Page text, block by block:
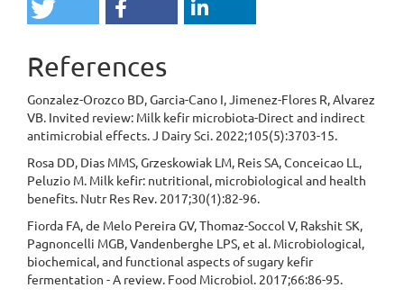
References
Gonzalez-Orozco BD, Garcia-Cano I, Jimenez-Flores R, Alvarez
VB. Invited review: Milk kefir microbiota-Direct and indirect
antimicrobial effects. J Dairy Sci. 2022;105(5):3703-15.
Rosa DD, Dias MMS, Grzeskowiak LM, Reis SA, Conceicao LL,
Peluzio M. Milk kefir: nutritional, microbiological and health
benefits. Nutr Res Rev. 2017;30(1):82-96.
Fiorda FA, de Melo Pereira GV, Thomaz-Soccol V, Rakshit SK,
Pagnoncelli MGB, Vandenberghe LPS, et al. Microbiological,
biochemical, and functional aspects of sugary kefir
fermentation - A review. Food Microbiol. 2017;66:86-95.